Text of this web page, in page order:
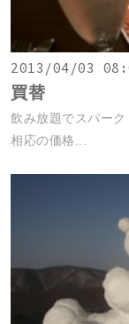
2013/04/03
買替
飲み放題でスパーク
相応の価格...